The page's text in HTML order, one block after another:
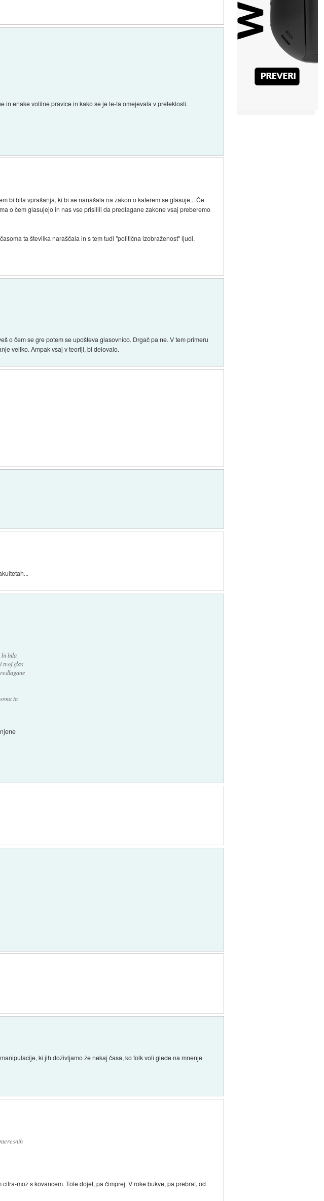
in enake volilne pravice in kako se je le-ta omejevala v preteklosti.
bi bila vprašanja, ki bi se nanašala na zakon o katerem se glasuje... Če
o čem glasujejo in nas vse prisilili da predlagane zakone vsaj preberemo
ta številka naraščala in s tem tudi "politična izobraženost" ljudi.
o čem se gre potem se upošteva glasovnico. Drgač pa ne. V tem primeru
veliko. Ampak vsaj v teoriji, bi delovalo.
bi bila
tvoj glas
ta
ki jih doživljamo že nekaj časa, ko folk voli glede na mnenje
mož s kovancem. Tole dojet, pa čimprej. V roke bukve, pa prebrat, od